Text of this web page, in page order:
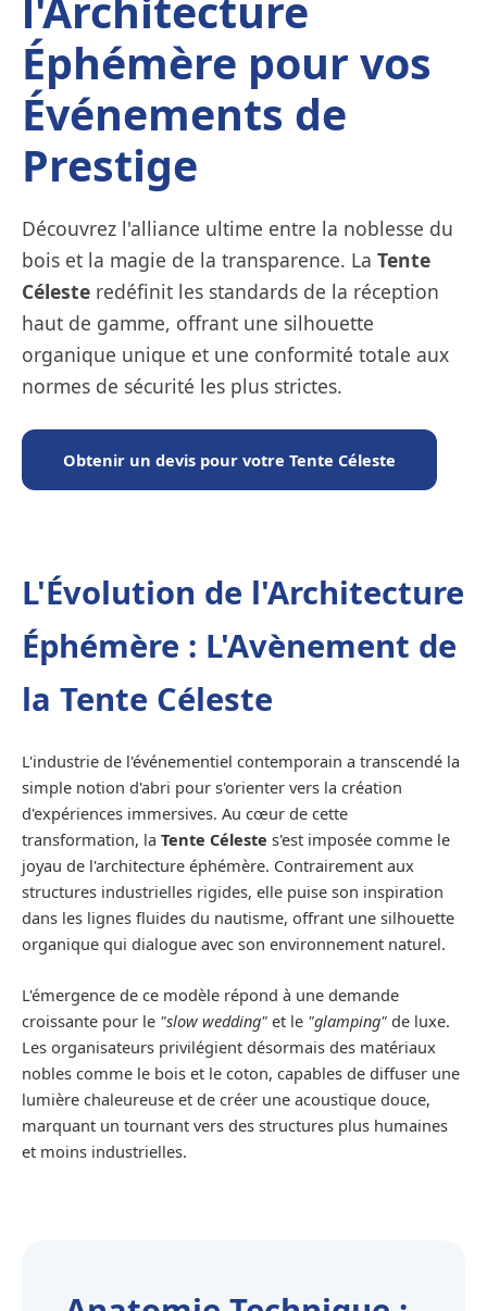
Éphémère pour vos
Événements de
Prestige
Découvrez l'alliance ultime entre la noblesse du
bois et la magie de la transparence. La Tente
Céleste redéfinit les standards de la réception
haut de gamme, offrant une silhouette
organique unique et une conformité totale aux
normes de sécurité les plus strictes.
Obtenir un devis pour votre Tente Céleste
L'Évolution de l'Architecture
Éphémère : L'Avènement de
la Tente Céleste
L'industrie de l'événementiel contemporain a transcendé la
simple notion d'abri pour s'orienter vers la création
d'expériences immersives. Au cœur de cette
transformation, la Tente Céleste s'est imposée comme le
joyau de l'architecture éphémère. Contrairement aux
structures industrielles rigides, elle puise son inspiration
dans les lignes fluides du nautisme, offrant une silhouette
organique qui dialogue avec son environnement naturel.
L'émergence de ce modèle répond à une demande
croissante pour le "slow wedding" et le "glamping" de luxe.
Les organisateurs privilégient désormais des matériaux
nobles comme le bois et le coton, capables de diffuser une
lumière chaleureuse et de créer une acoustique douce,
marquant un tournant vers des structures plus humaines
et moins industrielles.